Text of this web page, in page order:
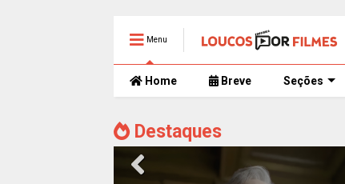
Menu
Home Breve Seções
Destaques